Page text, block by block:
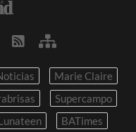
Marie Claire
Supercampo
BATimes